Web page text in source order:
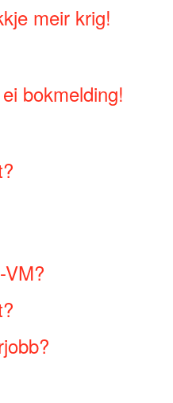
meir krig!
bokmelding!